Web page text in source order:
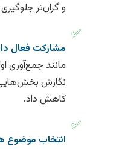
و گران‌تر
✅
مشارکت فعال
مانند جمع‌آوری
نگارش بخش‌هایی
کاهش داد.
✅
انتخاب موضوع